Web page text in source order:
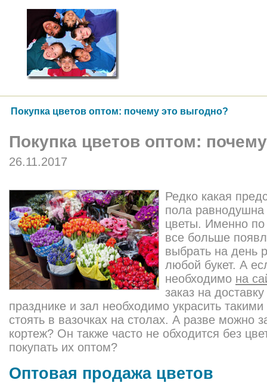
Покупка цветов оптом: почему это выгодно?
Покупка цветов оптом:
26.11.2017
Редко какая
пола равнодушна
цветы. Именно
все больше
выбрать на день
любой букет. А
необходимо на
заказ на
празднике и зал необходимо украсить
стоять в вазочках на столах. А разве можно
кортеж? Он также часто не обходится без
покупать их оптом?
Оптовая продажа цветов